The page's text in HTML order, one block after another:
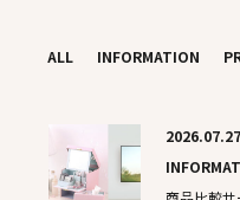
ALL INFORMATION
2026.07.27